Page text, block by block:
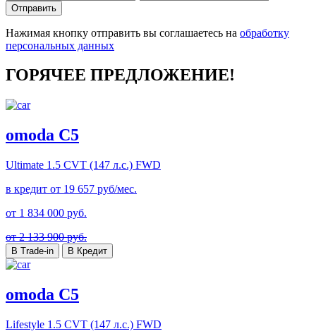
Отправить
Нажимая кнопку отправить вы соглашаетесь на обработку
персональных данных
ГОРЯЧЕЕ ПРЕДЛОЖЕНИЕ!
omoda C5
Ultimate 1.5 CVT (147 л.с.) FWD
в кредит от 19 657 руб/мес.
от 1 834 000 руб.
от 2 133 900 руб.
В Trade-in В Кредит
omoda C5
Lifestyle 1.5 CVT (147 л.с.) FWD